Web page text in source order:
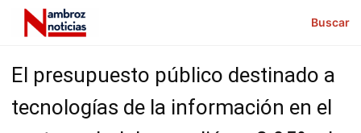
Buscar
El presupuesto público destinado a
tecnologías de la información en el